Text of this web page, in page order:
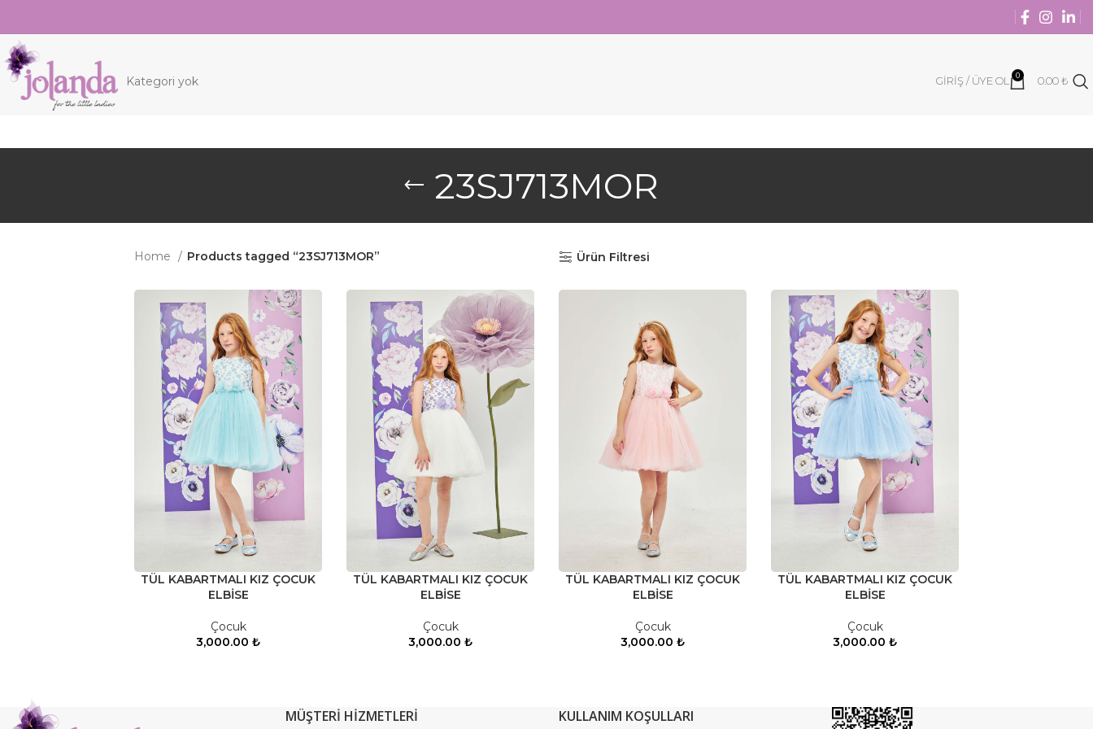
Kategori yok GIRIŞ / ÜYE OL 0 0.00₺
23SJ713MOR
Home Products tagged “23SJ713MOR” Ürün Filtresi
TÜL KABARTMALI KIZ ÇOCUK
ELBİSE
Çocuk
3,000.00 ₺
TÜL KABARTMALI KIZ ÇOCUK
ELBİSE
Çocuk
3,000.00 ₺
TÜL KABARTMALI KIZ ÇOCUK
ELBİSE
Çocuk
3,000.00 ₺
TÜL KABARTMALI KIZ ÇOCUK
ELBİSE
Çocuk
3,000.00 ₺
MÜŞTERİ HİZMETLERİ KULLANIM KOŞULLARI